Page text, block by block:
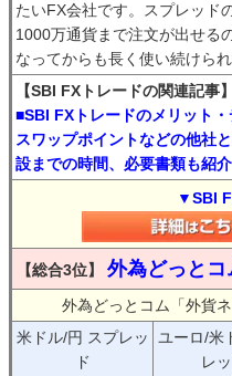
たいFX会社です。スプレッド
1000万通貨まで注文が出せる
なってからも長く使い続けられ
【SBI FXトレードの関連記事】
■SBI FXトレードのメリット・
スワップポイントなどの他社
設までの時間、必要書類も紹介
▼SBI
【総合3位】 外為どっとコ
外為どっとコム「外貨
米ドル/円 スプレッ
ド
ユーロ/米
レ